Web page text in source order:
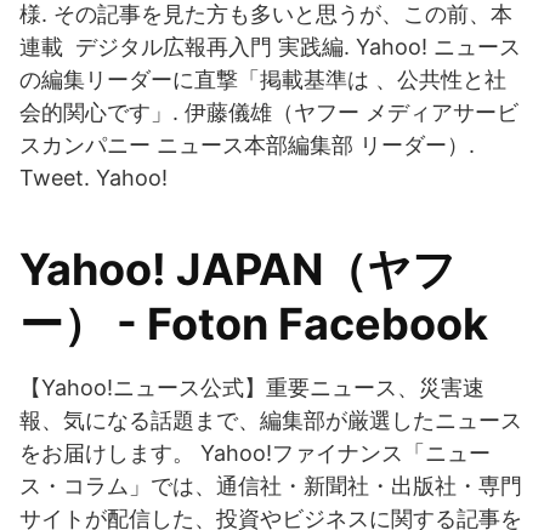
様. その記事を見た方も多いと思うが、この前、本
連載 デジタル広報再入門 実践編. Yahoo! ニュース
の編集リーダーに直撃「掲載基準は 、公共性と社
会的関心です」. 伊藤儀雄（ヤフー メディアサービ
スカンパニー ニュース本部編集部 リーダー）.
Tweet. Yahoo!
Yahoo! JAPAN（ヤフ
ー） - Foton Facebook
【Yahoo!ニュース公式】重要ニュース、災害速
報、気になる話題まで、編集部が厳選したニュース
をお届けします。 Yahoo!ファイナンス「ニュー
ス・コラム」では、通信社・新聞社・出版社・専門
サイトが配信した、投資やビジネスに関する記事を